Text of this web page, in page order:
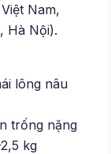
Nam,
Hà Nội).
lông nâu
trống nặng
kg